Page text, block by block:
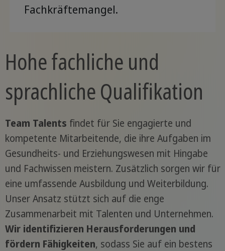
Fachkräftemangel.
Hohe fachliche und
sprachliche Qualifikation
Team Talents findet für Sie engagierte und
kompetente Mitarbeitende, die ihre Aufgaben im
Gesundheits- und Erziehungswesen mit Hingabe
und Fachwissen meistern. Zusätzlich sorgen wir für
eine umfassende Ausbildung und Weiterbildung.
Unser Ansatz stützt sich auf die enge
Zusammenarbeit mit Talenten und Unternehmen.
Wir identifizieren Herausforderungen und
fördern Fähigkeiten, sodass Sie auf ein bestens